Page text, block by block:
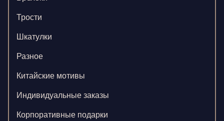
Трости
Шкатулки
Разное
Китайские мотивы
Индивидуальные заказы
Корпоративные подарки